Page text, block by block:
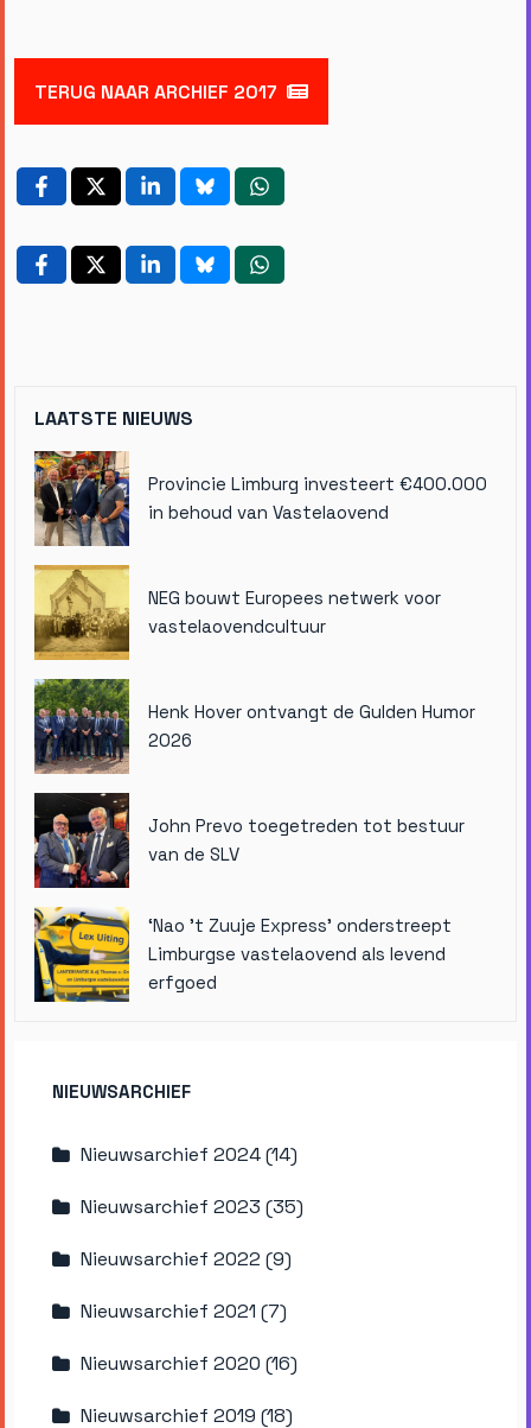
TERUG NAAR ARCHIEF 2017
LAATSTE NIEUWS
Provincie Limburg investeert €400.000
in behoud van Vastelaovend
NEG bouwt Europees netwerk voor
vastelaovendcultuur
Henk Hover ontvangt de Gulden Humor
2026
John Prevo toegetreden tot bestuur
van de SLV
‘Nao ’t Zuuje Express’ onderstreept
Limburgse vastelaovend als levend
erfgoed
NIEUWSARCHIEF
Nieuwsarchief 2024 (14)
Nieuwsarchief 2023 (35)
Nieuwsarchief 2022 (9)
Nieuwsarchief 2021 (7)
Nieuwsarchief 2020 (16)
Nieuwsarchief 2019 (18)